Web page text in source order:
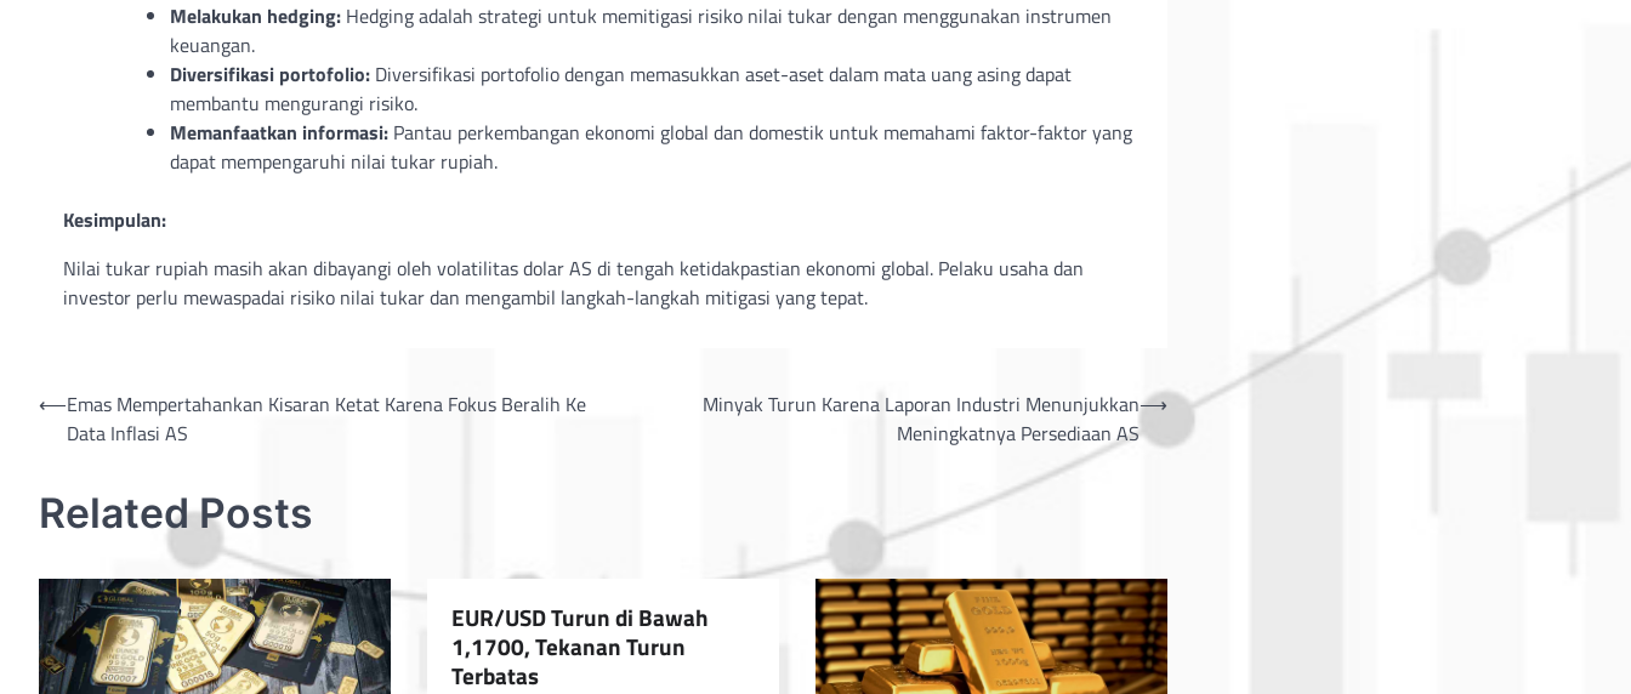
Melakukan hedging: Hedging adalah strategi untuk memitigasi risiko nilai tukar dengan menggunakan instrumen
keuangan.
Diversifikasi portofolio: Diversifikasi portofolio dengan memasukkan aset-aset dalam mata uang asing dapat
membantu mengurangi risiko.
Memanfaatkan informasi: Pantau perkembangan ekonomi global dan domestik untuk memahami faktor-faktor yang
dapat mempengaruhi nilai tukar rupiah.
Kesimpulan:
Nilai tukar rupiah masih akan dibayangi oleh volatilitas dolar AS di tengah ketidakpastian ekonomi global. Pelaku usaha dan
investor perlu mewaspadai risiko nilai tukar dan mengambil langkah-langkah mitigasi yang tepat.
Post
navigation
⟵Emas Mempertahankan Kisaran Ketat Karena Fokus Beralih Ke
Data Inflasi AS
Minyak Turun Karena Laporan Industri Menunjukkan
Meningkatnya Persediaan AS
⟶
Related Posts
EUR/USD Turun di Bawah
1,1700, Tekanan Turun
Terbatas